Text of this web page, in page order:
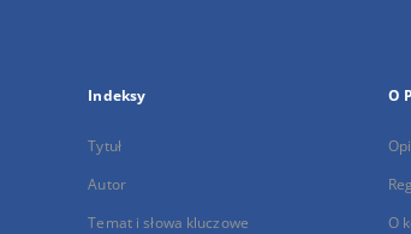
Indeksy
Tytuł
Autor
Temat i słowa kluczowe
O
O